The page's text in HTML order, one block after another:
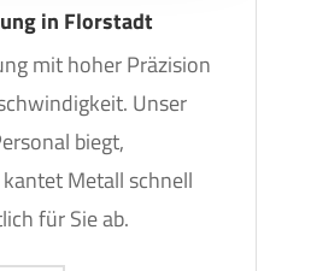
in Florstadt
mit hoher Präzision
Unser
biegt,
Metall schnell
für Sie ab.